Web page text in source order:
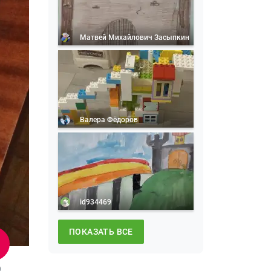
Матвей Михайлович Засыпкин
Валера Фёдоров
id934469
ПОКАЗАТЬ ВСЕ